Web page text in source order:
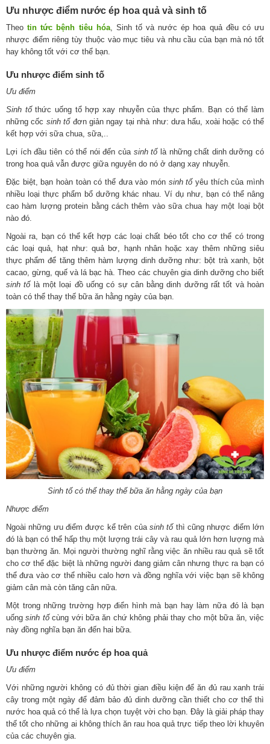
Ưu nhược điểm nước ép hoa quả và sinh tố
Theotin tức bệnh tiêu hóa, Sinh tố và nước ép hoa quả đều có ưu
nhược điểm riêng tùy thuộc vào mục tiêu và nhu cầu của bạn mà nó tốt
hay không tốt với cơ thể bạn.
Ưu nhược điểm sinh tố
Ưu điểm
Sinh tốthức uống tổ hợp xay nhuyễn của thực phẩm. Bạn có thể làm
những cốc sinh tố đơn giản ngay tại nhà như: dưa hấu, xoài hoặc có thể
kết hợp với sữa chua, sữa,..
Lợi ích đầu tiên có thể nói đến của sinh tố là những chất dinh dưỡng có
trong hoa quả vẫn được giữa nguyên do nó ở dạng xay nhuyễn.
Đặc biệt, bạn hoàn toàn có thể đưa vào món sinh tố yêu thích của mình
nhiều loại thực phẩm bổ dưỡng khác nhau. Ví dụ như, bạn có thể nâng
cao hàm lượng protein bằng cách thêm vào sữa chua hay một loại bột
nào đó.
Ngoài ra, bạn có thể kết hợp các loại chất béo tốt cho cơ thể có trong
các loại quả, hạt như: quả bơ, hạnh nhân hoặc xay thêm những siêu
thực phẩm để tăng thêm hàm lượng dinh dưỡng như: bột trà xanh, bột
cacao, gừng, quế và lá bạc hà. Theo các chuyên gia dinh dưỡng cho biết
sinh tố là một loại đồ uống có sự cân bằng dinh dưỡng rất tốt và hoàn
toàn có thể thay thế bữa ăn hằng ngày của bạn.
Sinh tố có thể thay thế bữa ăn hằng ngày của bạn
Nhược điểm
Ngoài những ưu điểm được kể trên của sinh tố thì cũng nhược điểm lớn
đó là bạn có thể hấp thụ một lượng trái cây và rau quả lớn hơn lượng mà
bạn thường ăn. Mọi người thường nghĩ rằng việc ăn nhiều rau quả sẽ tốt
cho cơ thể đặc biệt là những người đang giảm cân nhưng thực ra bạn có
thể đưa vào cơ thể nhiều calo hơn và đồng nghĩa với việc bạn sẽ không
giảm cân mà còn tăng cân nữa.
Một trong những trường hợp điển hình mà bạn hay làm nữa đó là bạn
uốngsinh tốcùng với bữa ăn chứ không phải thay cho một bữa ăn, việc
này đồng nghĩa bạn ăn đến hai bữa.
Ưu nhược điểm nước ép hoa quả
Ưu điểm
Với những người không có đủ thời gian điều kiện để ăn đủ rau xanh trái
cây trong một ngày để đảm bảo đủ dinh dưỡng cần thiết cho cơ thể thì
nước hoa quả có thể là lựa chọn tuyệt vời cho bạn. Đây là giải pháp thay
thế tốt cho những ai không thích ăn rau hoa quả trực tiếp theo lời khuyên
của các chuyên gia.